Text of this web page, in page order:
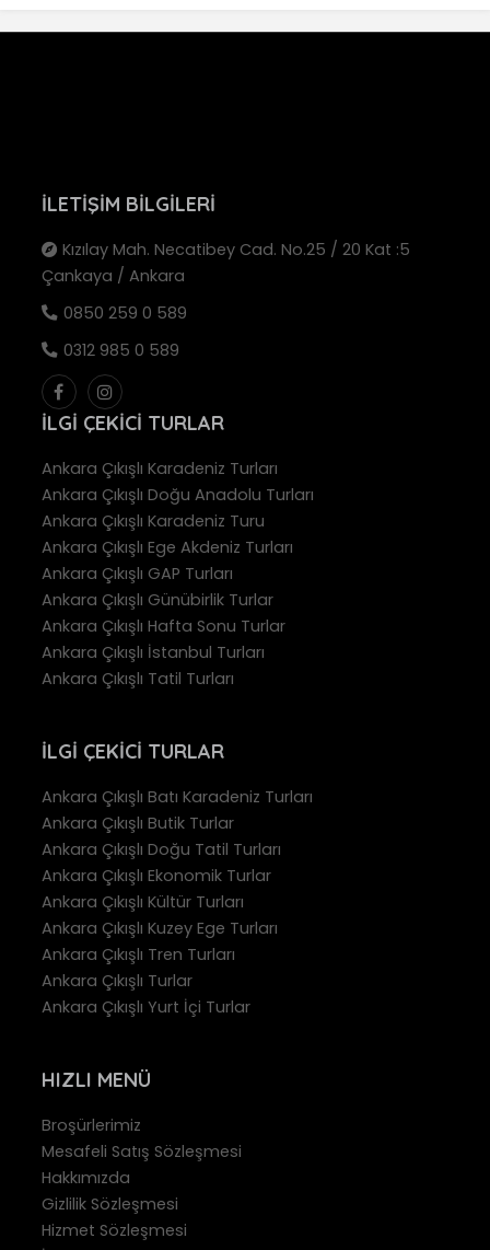
İLETIŞIM BILGILERI
Kızılay Mah. Necatibey Cad. No.25 / 20 Kat :5
Çankaya / Ankara
0850 259 0 589
0312 985 0 589
İLGI ÇEKICI TURLAR
Ankara Çıkışlı Karadeniz Turları
Ankara Çıkışlı Doğu Anadolu Turları
Ankara Çıkışlı Karadeniz Turu
Ankara Çıkışlı Ege Akdeniz Turları
Ankara Çıkışlı GAP Turları
Ankara Çıkışlı Günübirlik Turlar
Ankara Çıkışlı Hafta Sonu Turlar
Ankara Çıkışlı İstanbul Turları
Ankara Çıkışlı Tatil Turları
İLGI ÇEKICI TURLAR
Ankara Çıkışlı Batı Karadeniz Turları
Ankara Çıkışlı Butik Turlar
Ankara Çıkışlı Doğu Tatil Turları
Ankara Çıkışlı Ekonomik Turlar
Ankara Çıkışlı Kültür Turları
Ankara Çıkışlı Kuzey Ege Turları
Ankara Çıkışlı Tren Turları
Ankara Çıkışlı Turlar
Ankara Çıkışlı Yurt İçi Turlar
HIZLI MENÜ
Broşürlerimiz
Mesafeli Satış Sözleşmesi
Hakkımızda
Gizlilik Sözleşmesi
Hizmet Sözleşmesi